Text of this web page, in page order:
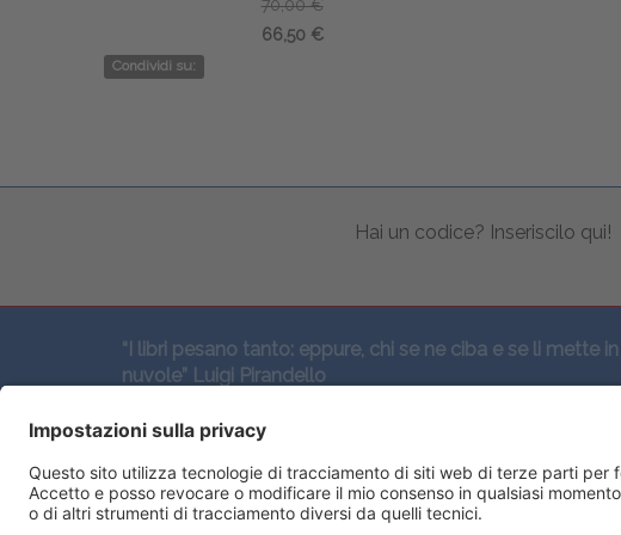
70,00 €
66,50 €
Condividi su:
Hai un codice? Inseriscilo qui!
“I libri pesano tanto: eppure, chi se ne ciba e se li mette
nuvole” Luigi Pirandello
SEGUICI QUI: